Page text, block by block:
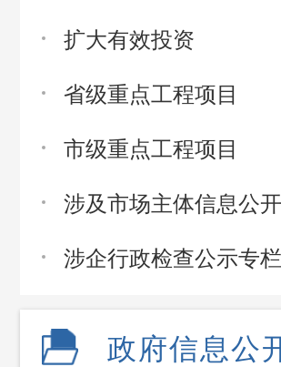
扩大有效投资
省级重点工程项目
市级重点工程项目
涉及市场主体信息公开
涉企行政检查公示专栏
政府信息公